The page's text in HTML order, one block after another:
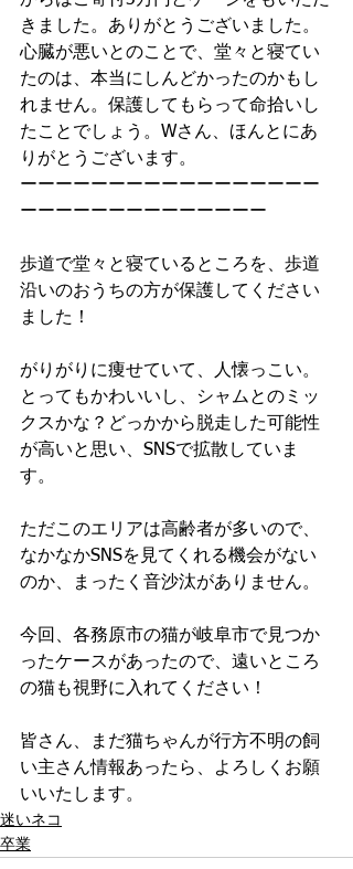
きました。ありがとうございました。
心臓が悪いとのことで、堂々と寝てい
たのは、本当にしんどかったのかもし
れません。保護してもらって命拾いし
たことでしょう。Wさん、ほんとにあ
りがとうございます。
ーーーーーーーーーーーーーーーーー
ーーーーーーーーーーーーーー
歩道で堂々と寝ているところを、歩道
沿いのおうちの方が保護してください
ました！
がりがりに痩せていて、人懐っこい。
とってもかわいいし、シャムとのミッ
クスかな？どっかから脱走した可能性
が高いと思い、SNSで拡散していま
す。
ただこのエリアは高齢者が多いので、
なかなかSNSを見てくれる機会がない
のか、まったく音沙汰がありません。
今回、各務原市の猫が岐阜市で見つか
ったケースがあったので、遠いところ
の猫も視野に入れてください！
皆さん、まだ猫ちゃんが行方不明の飼
い主さん情報あったら、よろしくお願
いいたします。
迷いネコ
卒業